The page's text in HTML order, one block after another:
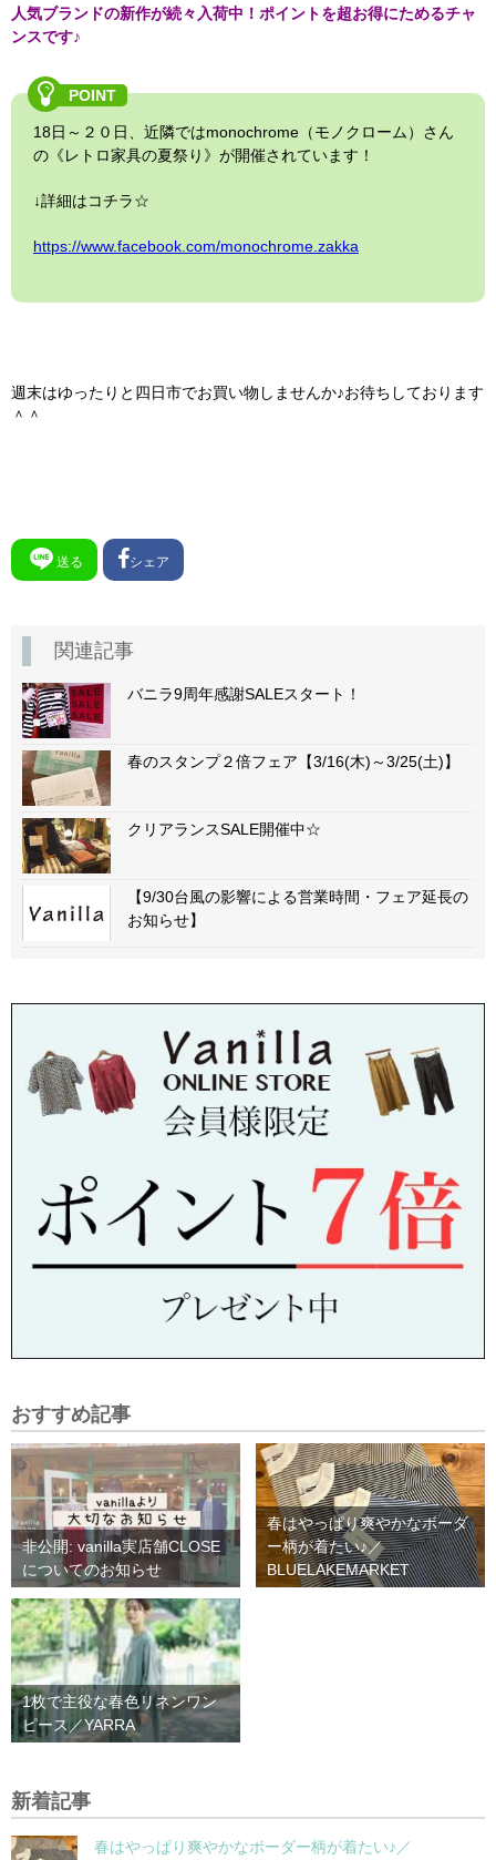
人気ブランドの新作が続々入荷中！ポイントを超お得にためるチャ
ンスです♪
18日～２０日、近隣ではmonochrome（モノクローム）さん
の《レトロ家具の夏祭り》が開催されています！
↓詳細はコチラ☆
https://www.facebook.com/monochrome.zakka
週末はゆったりと四日市でお買い物しませんか♪お待ちしております
＾＾
送る シェア
関連記事
バニラ9周年感謝SALEスタート！
春のスタンプ２倍フェア【3/16(木)～3/25(土)】
クリアランスSALE開催中☆
【9/30台風の影響による営業時間・フェア延長の
お知らせ】
おすすめ記事
非公開: vanilla実店舗CLOSE
についてのお知らせ
春はやっぱり爽やかなボーダ
ー柄が着たい♪／
BLUELAKEMARKET
1枚で主役な春色リネンワン
ピース／YARRA
新着記事
春はやっぱり爽やかなボーダー柄が着たい♪／